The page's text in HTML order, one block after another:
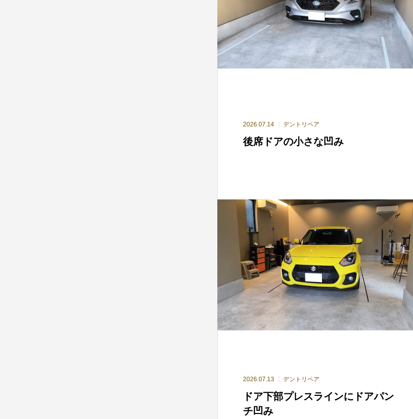
2026.07.14 デントリペア
後席ドアの小さな凹み
2026.07.13 デントリペア
ドア下部プレスラインにドアパン
チ凹み